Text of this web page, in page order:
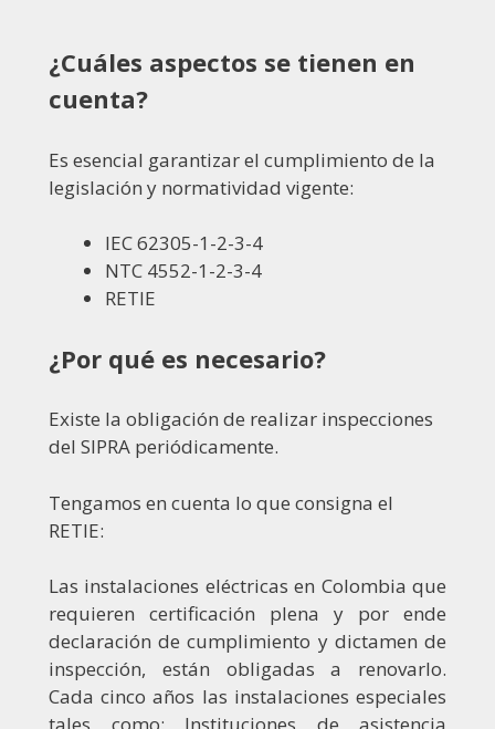
¿Cuáles aspectos se tienen en
cuenta?
Es esencial garantizar el cumplimiento de la
legislación y normatividad vigente:
IEC 62305-1-2-3-4
NTC 4552-1-2-3-4
RETIE
¿Por qué es necesario?
Existe la obligación de realizar inspecciones
del SIPRA periódicamente.
Tengamos en cuenta lo que consigna el
RETIE:
Las instalaciones eléctricas en Colombia que
requieren certificación plena y por ende
declaración de cumplimiento y dictamen de
inspección, están obligadas a renovarlo.
Cada cinco años las instalaciones especiales